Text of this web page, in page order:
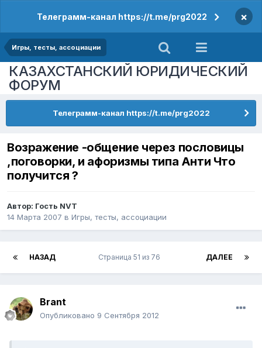
Телеграмм-канал https://t.me/prg2022 ×
Игры, тесты, ассоциации
КАЗАХСТАНСКИЙ ЮРИДИЧЕСКИЙ
ФОРУМ
Телеграмм-канал https://t.me/prg2022
Возражение -общение через пословицы
,поговорки, и афоризмы типа Анти Что
получится ?
Автор: Гость NVT
14 Марта 2007 в Игры, тесты, ассоциации
НАЗАД ДАЛЕЕ
Страница 51 из 76
Brant
Опубликовано 9 Сентября 2012